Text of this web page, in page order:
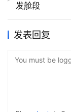
发舱段
发表回复
You must be